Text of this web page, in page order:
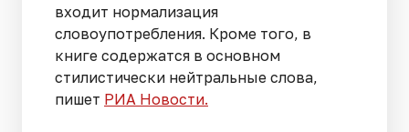
входит нормализация
словоупотребления. Кроме того, в
книге содержатся в основном
стилистически нейтральные слова,
пишет РИА Новости.